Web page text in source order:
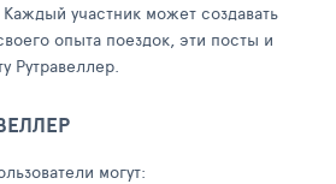
участник может создавать
опыта поездок, эти посты и
Рутравеллер.
могут: